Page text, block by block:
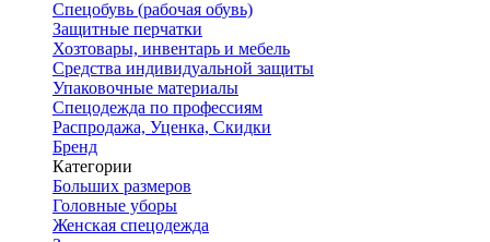
Спецобувь (рабочая обувь)
Защитные перчатки
Хозтовары, инвентарь и мебель
Средства индивидуальной защиты
Упаковочные материалы
Спецодежда по профессиям
Распродажа, Уценка, Скидки
Бренд
Категории
Больших размеров
Головные уборы
Женская спецодежда